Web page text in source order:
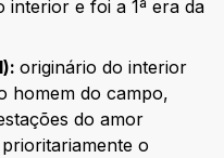
interior e foi a 1ª era da
originário do interior
homem do campo,
do amor
o